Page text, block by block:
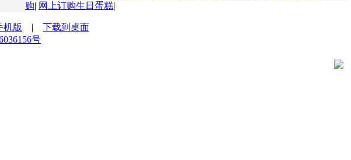
购| 网上订购生日蛋糕|
机版 | 下载到桌面
号